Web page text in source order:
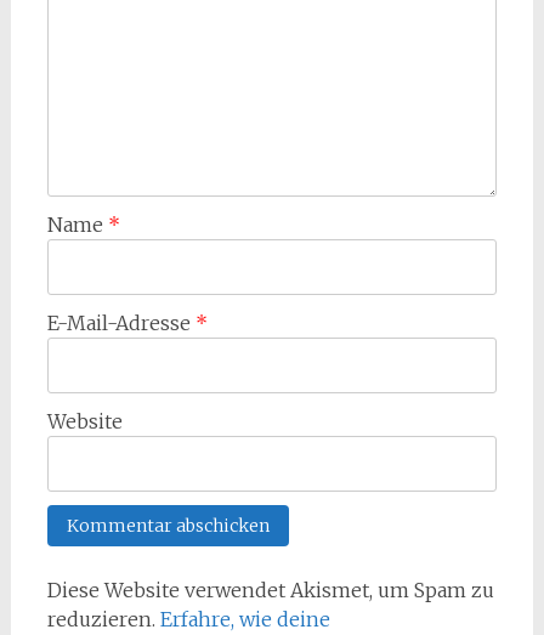
Name *
E-Mail-Adresse *
Website
Diese Website verwendet Akismet, um Spam zu
reduzieren. Erfahre, wie deine